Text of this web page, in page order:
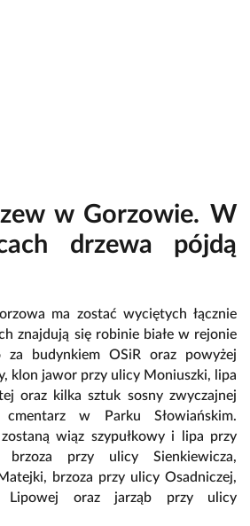
w Gorzowie. W
drzewa pójdą
ma zostać wyciętych łącznie
znajdują się robinie białe w rejonie
za budynkiem OSiR oraz powyżej
klon jawor przy ulicy Moniuszki, lipa
oraz kilka sztuk sosny zwyczajnej
w Parku Słowiańskim.
wiąz szypułkowy i lipa przy
brzoza przy ulicy Sienkiewicza,
brzoza przy ulicy Osadniczej,
oraz jarząb przy ulicy